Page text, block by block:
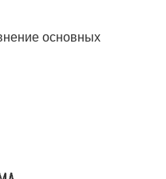
основных